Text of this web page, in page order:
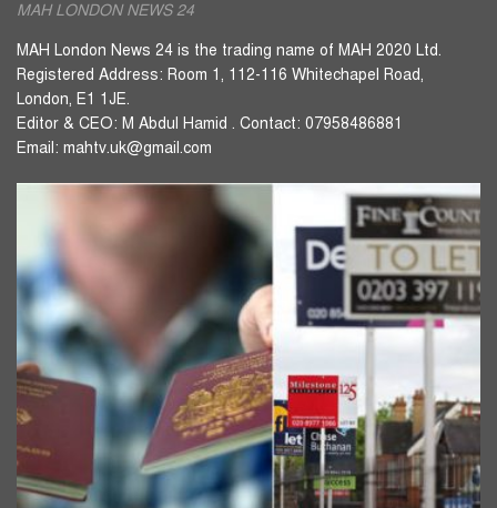
MAH LONDON NEWS 24
MAH London News 24 is the trading name of MAH 2020 Ltd.
Registered Address: Room 1, 112-116 Whitechapel Road,
London, E1 1JE.
Editor & CEO: M Abdul Hamid . Contact: 07958486881
Email: mahtv.uk@gmail.com